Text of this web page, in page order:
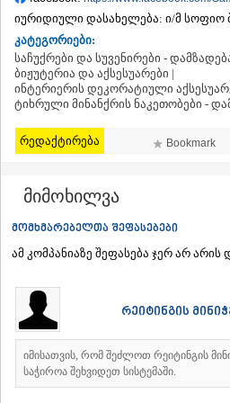
ᲗᲔᲠᲯᲝᲚᲐ
ᲡᲐᲛᲢᲠᲔᲓᲘᲐ
ᲡᲐᲩᲮᲔᲠᲔ
ᲢᲧᲘᲑᲣᲚᲘ
ᲥᲣᲗᲐᲘᲡᲘ
ᲬᲧᲐᲚᲢᲣᲑᲝ
ᲮᲐᲠᲐᲒᲐᲣᲚᲘ
ᲮᲝᲜᲘ
ᲐᲮᲛᲔᲢᲐ
ᲓᲔᲓᲝᲤᲚᲘᲡᲬᲧᲐᲠᲝ
ᲗᲔᲚᲐᲕᲘ
ᲡᲐᲒᲐᲠᲔᲯᲝ
ᲡᲘᲦᲜᲐᲦᲘ
ᲧᲕᲐᲠᲔᲚᲘ
ᲬᲜᲝᲠᲘ
ᲛᲪᲮᲔᲗᲐ–ᲛᲗᲘᲐᲜᲔᲗᲘ
ᲓᲣᲨᲔᲗᲘ
იურიდიული დასახელება: ი/მ სოფიო
კატეგორიები:
საჩუქრები და სუვენირები -
ბიჟუტერია და აქსესუარები |
ინტერიერის დეკორატიული
ტიხრული მინანქრის ნაკეთობები -
რედაქტირება Bookmark
მიმოხილვა
მომხმარებელთა შეფასებები
ამ კომპანიაზე შეფასება ჯერ არ
რეიტინგის
იმისათვის, რომ შეძლოთ რეიტინგის
საჭიროა შეხვიდეთ სისტემაში.